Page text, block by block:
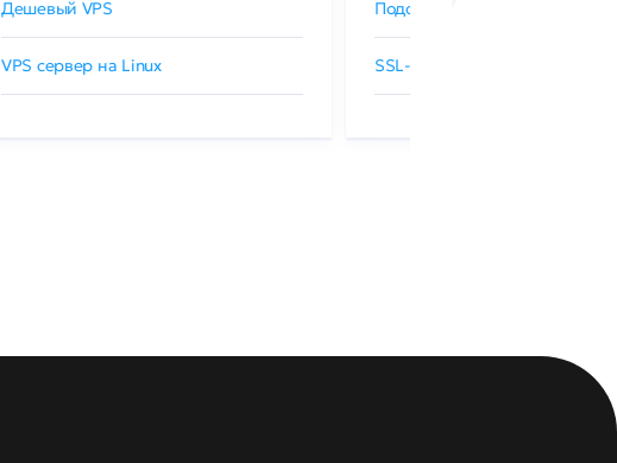
Дешевый VPS
VPS сервер на Linux
Подобрать SSL-сертификат
SSL-сертификаты GlobalSign